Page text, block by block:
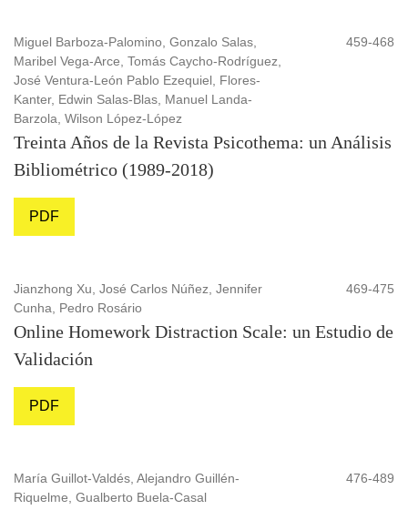
Miguel Barboza-Palomino, Gonzalo Salas,
Maribel Vega-Arce, Tomás Caycho-Rodríguez,
José Ventura-León Pablo Ezequiel, Flores-
Kanter, Edwin Salas-Blas, Manuel Landa-
Barzola, Wilson López-López
459-468
Treinta Años de la Revista Psicothema: un Análisis
Bibliométrico (1989-2018)
PDF
Jianzhong Xu, José Carlos Núñez, Jennifer
Cunha, Pedro Rosário
469-475
Online Homework Distraction Scale: un Estudio de
Validación
PDF
María Guillot-Valdés, Alejandro Guillén-
Riquelme, Gualberto Buela-Casal
476-489